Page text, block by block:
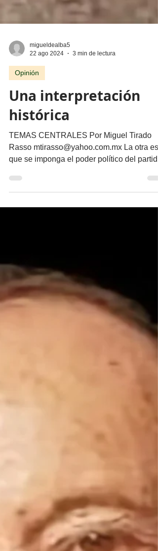
22 ago 2024
Opinión
Una interpretación
histórica
TEMAS CENTRALES Por Miguel Tirado
Rasso mtirasso@yahoo.com.mx La otra es
que se imponga el poder político del partido